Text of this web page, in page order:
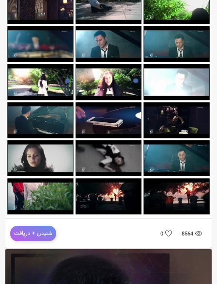
دانلود آهنگ جدید و فوق العاده زیبایشهیادبه نامنرو نه
موزیک ویدئوی جدید و بسیار زیبای شهیاد به نام تموم زندگیم
به درخواست کار گروه مصادیق
8564
0 شنیدن + دریافت